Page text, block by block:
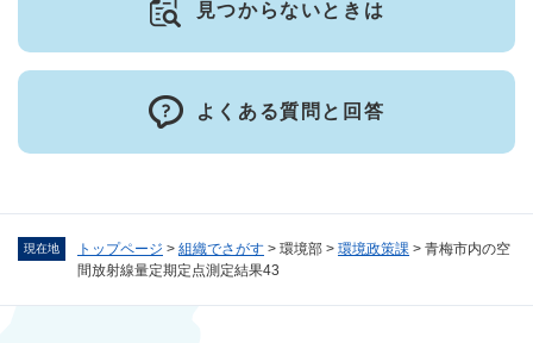
現在地 トップページ > 組織でさがす > 環境部 > 環境政策課 > 青梅市内の空
間放射線量定期定点測定結果43
見つからないときは
よくある質問と回答